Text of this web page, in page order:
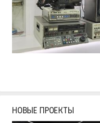
НОВЫЕ ПРОЕКТЫ